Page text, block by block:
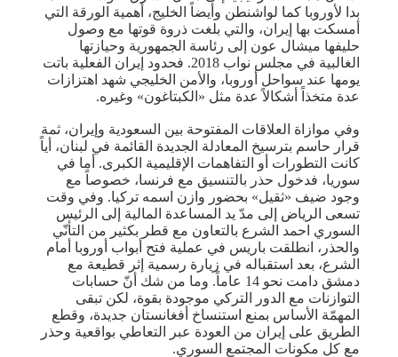
بدا لأوروبا كما لواشنطن وأيضاً الخليج، أهمية الورقة التي
أمسكت بها إيران، والتي بلغت ذروة قوتها مع وصول
حليفها ميشال عون إلى رئاسة الجمهورية وحيازتها
الغالبية في مجلس نواب 2018. فحدود إيران الفعلية باتت
يومها عند سواحل أوروبا، والأمن الخليجي شهد اهتزازات
عدة متخذاً أشكالاً عدة مثل «الكبتاغون» وغيره.
وفي موازاة العلاقات المفتوحة بين السعودية وإيران، ثمة
قرار حاسم بترسيخ المعادلة الجديدة القائمة في لبنان، أياً
كانت التطورات أو التفاهمات الإقليمية الكبرى. أما في
سوريا، فدخول حذر بالتنسيق مع فرنسا، خصوصاً مع
وجود ضيف «ثقيل» بحضور وازن اسمه تركيا. وفي وقت
تسعى الرياض إلى مدّ يد المساعدة المالية إلى الرئيس
السوري احمد الشرع بالتعاون مع قطر بكثير من التأنّي
والحذر، انطلقت باريس في عملية فتح أبواب أوروبا أمام
الشرع، بعد استقباله في زيارة رسمية إثر قطيعة مع
دمشق دامت نحو 14 عاماً. وما من شك أنّ حسابات
التوازنات مع الدور التركي موجودة بقوة، لكن تبقى
المهمّة الأساس بمنع استنساخ أفغانستان جديدة، وقطع
الطريق على إيران من العودة عبر التعاطي بواقعية وحذر
مع كل مكونات المجتمع السوري.